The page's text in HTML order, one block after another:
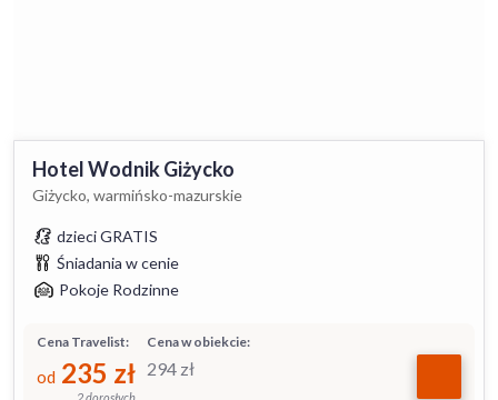
Hotel Wodnik Giżycko
Giżycko, warmińsko-mazurskie
dzieci GRATIS
Śniadania w cenie
Pokoje Rodzinne
Cena w obiekcie:
294 zł
Cena Travelist:
od 235 zł